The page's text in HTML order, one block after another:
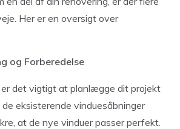
Her er en oversigt over
og Forberedelse
er det vigtigt at planlægge dit projekt
eksisterende vinduesåbninger
at de nye vinduer passer perfekt.